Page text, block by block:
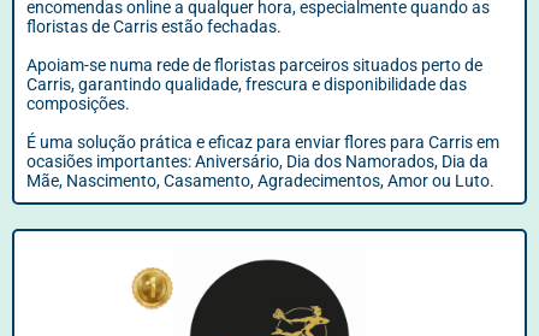
encomendas online a qualquer hora, especialmente quando as
floristas de Carris estão fechadas.
Apoiam-se numa rede de floristas parceiros situados perto de
Carris, garantindo qualidade, frescura e disponibilidade das
composições.
É uma solução prática e eficaz para enviar flores para Carris em
ocasiões importantes: Aniversário, Dia dos Namorados, Dia da
Mãe, Nascimento, Casamento, Agradecimentos, Amor ou Luto.